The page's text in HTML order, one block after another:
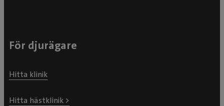
För djurägare
Hitta klinik
Hitta hästklinik >